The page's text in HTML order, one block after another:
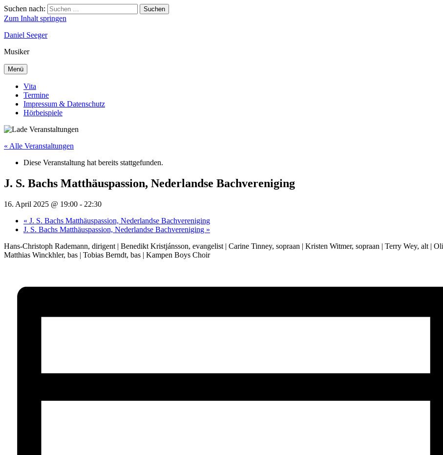
Suchen nach: Suchen
Zum Inhalt springen
Daniel Seeger
Musiker
Menü
Vita
Termine
Impressum & Datenschutz
Hörbeispiele
« Alle Veranstaltungen
Diese Veranstaltung hat bereits stattgefunden.
J. S. Bachs Matthäuspassion, Nederlandse Bachvereniging
16. April 2025 @ 19:00 - 22:30
« J. S. Bachs Matthäuspassion, Nederlandse Bachvereniging
J. S. Bachs Matthäuspassion, Nederlandse Bachvereniging »
Hans-Christoph Rademann, dirigent | Benedikt Kristjánsson, evangelist | Carine Tinney, sopraan | Kristen Witmer, sopraan | Terry Wey, alt |
Matthias Winckhler, bas | Tobias Berndt, bas | Kampen Boys Choir